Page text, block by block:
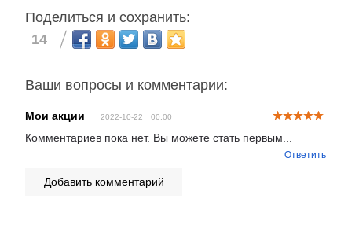
Поделиться и сохранить:
14
Ваши вопросы и комментарии:
Мои акции 2022-10-22 00:00
Комментариев пока нет. Вы можете стать первым...
Ответить
Добавить комментарий